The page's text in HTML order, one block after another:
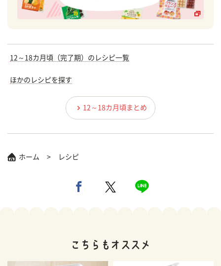
12～18カ月頃（完了期）のレシピ一覧
ほかのレシピを探す
12～18カ月頃まとめ
ホーム レシピ